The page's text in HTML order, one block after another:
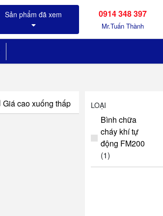
0914 348 397
Mr.Tuấn Thành
Giá cao xuống thấp LOẠI
Bình chữa
cháy khí tự
động FM200
(1)